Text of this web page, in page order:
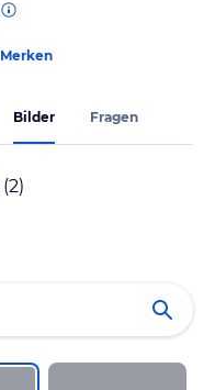
Merken
Bilder Fragen
(2)